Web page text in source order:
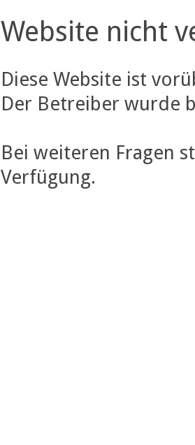
Website nicht
Diese Website ist
Der Betreiber wurde
Bei weiteren Fragen
Verfügung.